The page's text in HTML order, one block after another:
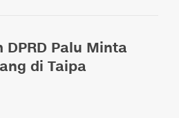
DPRD Palu Minta
di Taipa